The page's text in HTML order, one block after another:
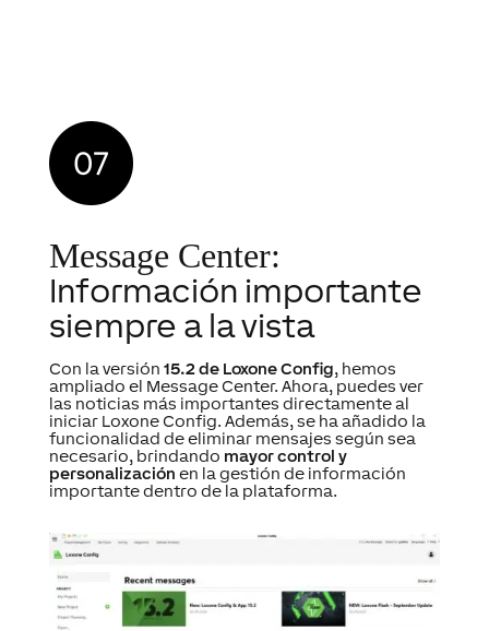
Message Center:
Información importante
siempre a la vista
Con la versión 15.2 de Loxone Config, hemos
ampliado el Message Center. Ahora, puedes ver
las noticias más importantes directamente al
iniciar Loxone Config. Además, se ha añadido la
funcionalidad de eliminar mensajes según sea
necesario, brindando mayor control y
personalización en la gestión de información
importante dentro de la plataforma.